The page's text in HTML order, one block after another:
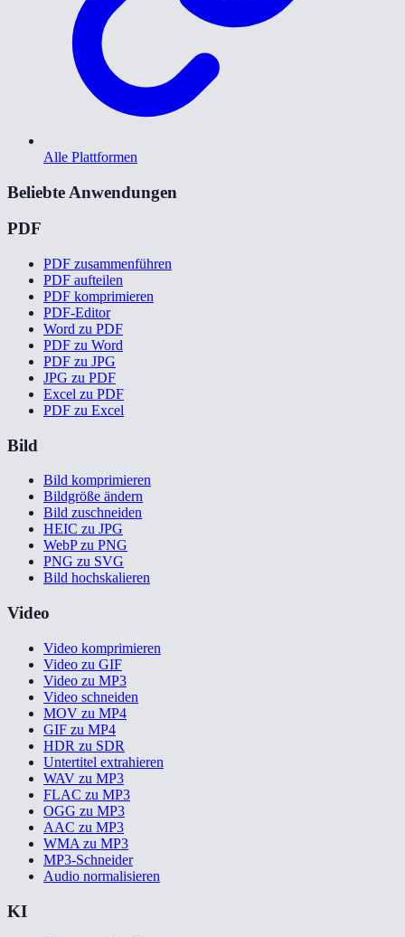
Alle Plattformen
Beliebte Anwendungen
PDF
PDF zusammenführen
PDF aufteilen
PDF komprimieren
PDF-Editor
Word zu PDF
PDF zu Word
PDF zu JPG
JPG zu PDF
Excel zu PDF
PDF zu Excel
Bild
Bild komprimieren
Bildgröße ändern
Bild zuschneiden
HEIC zu JPG
WebP zu PNG
PNG zu SVG
Bild hochskalieren
Video
Video komprimieren
Video zu GIF
Video zu MP3
Video schneiden
MOV zu MP4
GIF zu MP4
HDR zu SDR
Untertitel extrahieren
WAV zu MP3
FLAC zu MP3
OGG zu MP3
AAC zu MP3
WMA zu MP3
MP3-Schneider
Audio normalisieren
KI